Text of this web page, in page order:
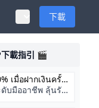
下載
載指引 🎬
เมื่อฝากเงินครั้ง
ดับมืออาชีพ ลุ้นรับ